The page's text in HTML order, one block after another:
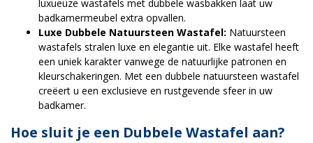
luxueuze wastafels met dubbele wasbakken laat uw
badkamermeubel extra opvallen.
Luxe Dubbele Natuursteen Wastafel: Natuursteen
wastafels stralen luxe en elegantie uit. Elke wastafel heeft
een uniek karakter vanwege de natuurlijke patronen en
kleurschakeringen. Met een dubbele natuursteen wastafel
creëert u een exclusieve en rustgevende sfeer in uw
badkamer.
Hoe sluit je een Dubbele Wastafel aan?